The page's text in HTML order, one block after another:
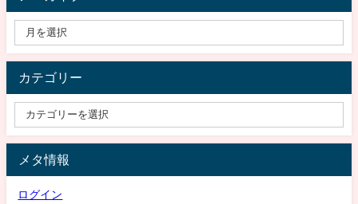
カテゴリー
メタ情報
ログイン